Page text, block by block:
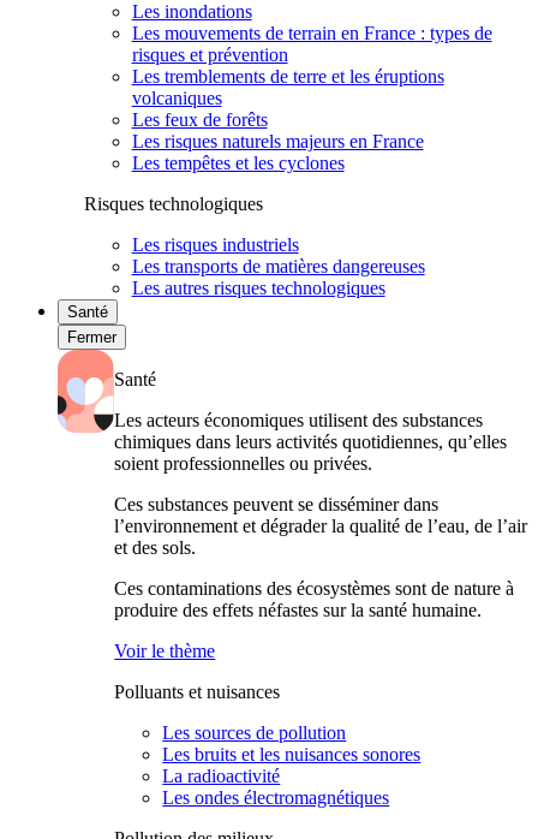
Les inondations
Les mouvements de terrain en France : types de
risques et prévention
Les tremblements de terre et les éruptions
volcaniques
Les feux de forêts
Les risques naturels majeurs en France
Les tempêtes et les cyclones
Risques technologiques
Les risques industriels
Les transports de matières dangereuses
Les autres risques technologiques
Santé
Fermer
Santé
Les acteurs économiques utilisent des substances
chimiques dans leurs activités quotidiennes, qu’elles
soient professionnelles ou privées.
Ces substances peuvent se disséminer dans
l’environnement et dégrader la qualité de l’eau, de l’air
et des sols.
Ces contaminations des écosystèmes sont de nature à
produire des effets néfastes sur la santé humaine.
Voir le thème
Polluants et nuisances
Les sources de pollution
Les bruits et les nuisances sonores
La radioactivité
Les ondes électromagnétiques